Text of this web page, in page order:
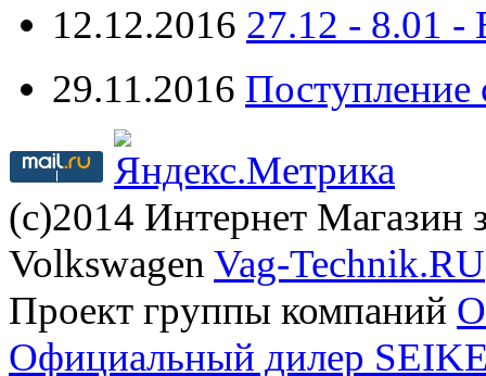
12.12.2016 27.12 -
29.11.2016 Поступление
(с)2014 Интернет Магазин
Volkswagen Vag-Technik.RU
Проект группы компаний
Официальный дилер